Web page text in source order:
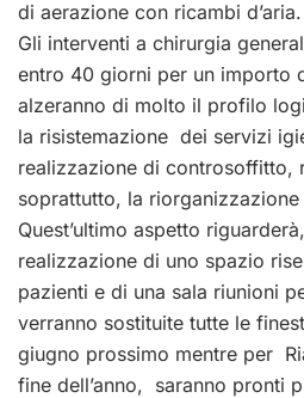
di aerazione con ricambi d’aria.
Gli interventi a chirurgia
entro 40 giorni per un importo
alzeranno di molto il profilo
la risistemazione dei servizi
realizzazione di controsoffitto,
soprattutto, la
Quest’ultimo aspetto
realizzazione di uno spazio
pazienti e di una sala riunioni
verranno sostituite tutte le
giugno prossimo mentre per
fine dell’anno, saranno pronti